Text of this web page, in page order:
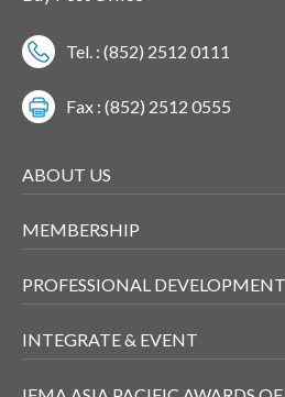
Tel. : (852) 2512 0111
Fax : (852) 2512 0555
ABOUT US
MEMBERSHIP
PROFESSIONAL DEVELOPMENT
INTEGRATE & EVENT